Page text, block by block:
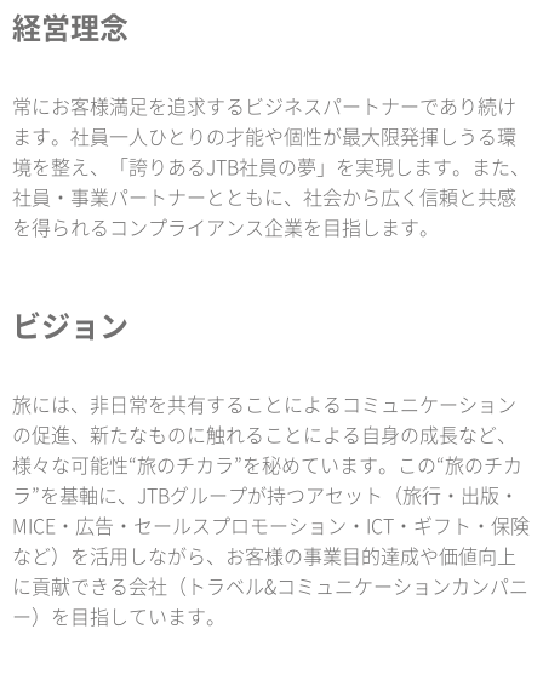
経営理念
常にお客様満足を追求するビジネスパートナーであり続け
ます。社員一人ひとりの才能や個性が最大限発揮しうる環
境を整え、「誇りあるJTB社員の夢」を実現します。また、
社員・事業パートナーとともに、社会から広く信頼と共感
を得られるコンプライアンス企業を目指します。
ビジョン
旅には、非日常を共有することによるコミュニケーション
の促進、新たなものに触れることによる自身の成長など、
様々な可能性“旅のチカラ”を秘めています。この“旅のチカ
ラ”を基軸に、JTBグループが持つアセット（旅行・出版・
MICE・広告・セールスプロモーション・ICT・ギフト・保険
など）を活用しながら、お客様の事業目的達成や価値向上
に貢献できる会社（トラベル&コミュニケーションカンパニ
ー）を目指しています。